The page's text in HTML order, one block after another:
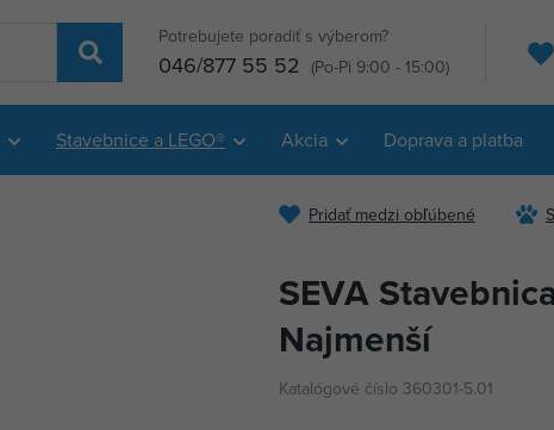
Potrebujete poradiť s výberom?
046/877 55 52 (Po-Pi 9:00 - 15:00)
Stavebnice a LEGO® Akcia Doprava a platba
Pridať medzi obľúbené
SEVA
Najmenší
Katalógové číslo 360301-5.01